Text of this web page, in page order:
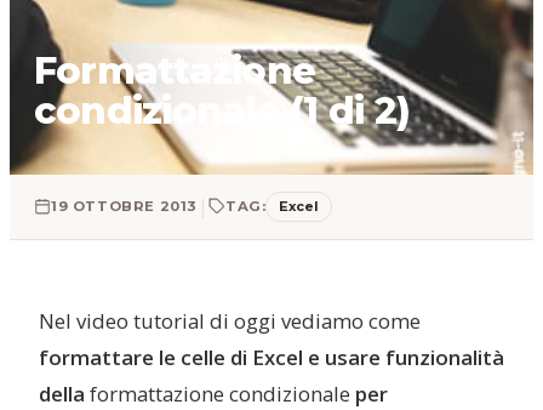
Formattazione
condizionale (1 di 2)
19 OTTOBRE 2013 | TAG: Excel
Nel video tutorial di oggi vediamo come
formattare le celle di Excel e usare funzionalità
della formattazione condizionale per